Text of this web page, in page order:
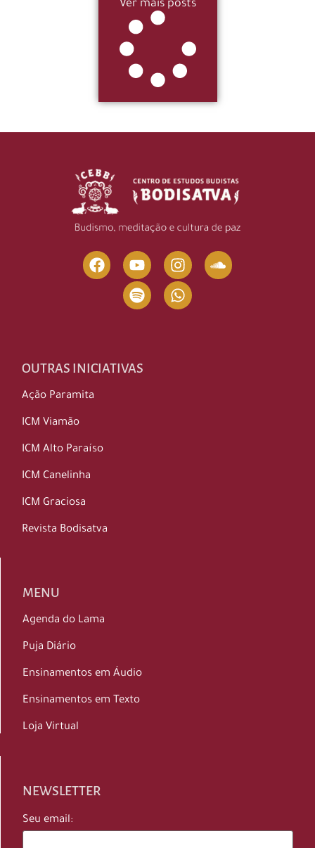
Ver mais posts
OUTRAS INICIATIVAS
Ação Paramita
ICM Viamão
ICM Alto Paraíso
ICM Canelinha
ICM Graciosa
Revista Bodisatva
MENU
Agenda do Lama
Puja Diário
Ensinamentos em Áudio
Ensinamentos em Texto
Loja Virtual
NEWSLETTER
Seu email: